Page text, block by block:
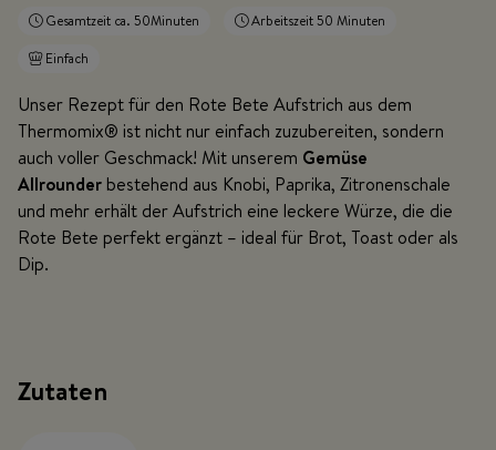
Gesamtzeit ca. 50Minuten
Arbeitszeit 50 Minuten
Einfach
Unser Rezept für den Rote Bete Aufstrich aus dem
Thermomix® ist nicht nur einfach zuzubereiten, sondern
auch voller Geschmack! Mit unserem Gemüse
Allrounder bestehend aus Knobi, Paprika, Zitronenschale
und mehr erhält der Aufstrich eine leckere Würze, die die
Rote Bete perfekt ergänzt – ideal für Brot, Toast oder als
Dip.
Zutaten